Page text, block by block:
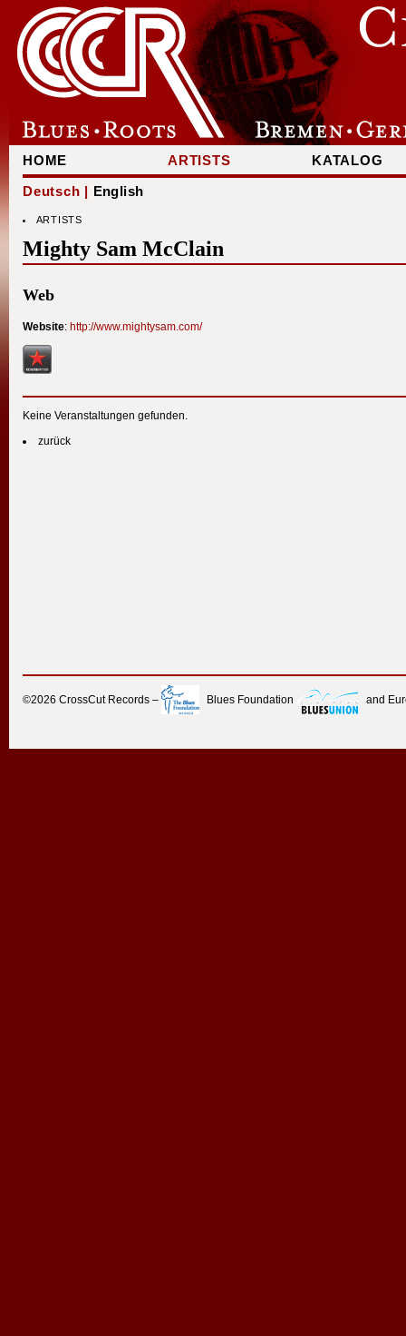
HOME ARTISTS
KATALOG
Deutsch | English
ARTISTS
Mighty Sam McClain
Web
Website: http://www.mightysam.com/
Keine Veranstaltungen gefunden.
zurück
©2026 CrossCut Records – Blues Foundation and